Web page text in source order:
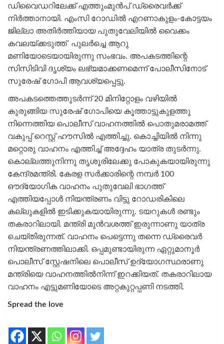
ഡിവൈഡറിലേക്ക് എത്തുംമുന്‍പ് ഡ്രൈവര്‍ക്ക്
നിര്‍ത്താനായി. എംസി റോഡില്‍ എറണാകുളം-കോട്ടയം
ജില്ലാ അതിര്‍ത്തിയായ പുതുവേലിയില്‍ വൈക്കം
കവലയ്ക്കടുത്ത് പുലര്‍ച്ചെ ആറു
മണിയോടെയായിരുന്നു സംഭവം. അപകടത്തിന്റെ
സിസിടിവി ദൃശ്യം ലഭ്യമാക്കണമെന്ന് പോലീസിനോട്
സുരേഷ് ഗോപി ആവശ്യപ്പെട്ടു.
അപകടത്തെത്തുടർന്ന് 20 മിനിറ്റോളം വഴിയിൽ
കുരുങ്ങിയ സുരേഷ് ഗോപിയെ കൂത്താട്ടുകുളത്തു
നിന്നെത്തിയ പൊലീസ് വാഹനത്തിൽ പൊതുമരാമത്ത്
വകുപ്പ് റെസ്റ്റ് ഹൗസിൽ എത്തിച്ചു. കൊച്ചിയിൽ നിന്നു
മറ്റൊരു വാഹനം എത്തിച്ച് അദ്ദേഹം യാത്ര തുടർന്നു.
കൊല്ലത്തുനിന്നു തൃശൂരിലേക്കു പോകുകയായിരുന്നു
കേന്ദ്രമന്ത്രി. കേരള സർക്കാരിന്റെ നമ്പർ 100
ഔദ്യോഗിക വാഹനം പുതുവേലി ഭാഗത്ത്
എത്തിയപ്പോൾ നിയന്ത്രണം വിട്ടു റോഡരികിലെ
കല്ലുകളിൽ ഇടിക്കുകയായിരുന്നു. ടയറുകൾ രണ്ടും
തകരാറിലായി. മന്ത്രി മുൻവശത്ത് ഇരുന്നാണു യാത്ര
ചെയ്തിരുന്നത്. വാഹനം പെട്ടെന്നു തന്നെ ഡ്രൈവർ
നിയന്ത്രണത്തിലാക്കി. ഒപ്പമുണ്ടായിരുന്ന ഏറ്റുമാനൂർ
പൊലീസ് സ്റ്റേഷനിലെ പൊലീസ് ഉദ്യോഗസ്ഥരാണു
മന്ത്രിയെ വാഹനത്തിൽനിന്ന് ഇറക്കിയത്. തകരാറിലായ
വാഹനം എട്ടുമണിയോടെ അറ്റകുറ്റപ്പണി നടത്തി.
Spread the love